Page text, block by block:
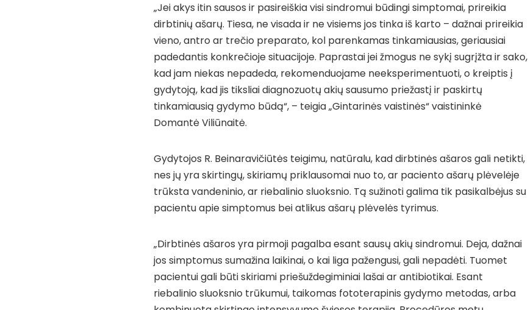
„Jei akys itin sausos ir pasireiškia visi sindromui būdingi simptomai, prireikia
dirbtinių ašarų. Tiesa, ne visada ir ne visiems jos tinka iš karto – dažnai prireikia
vieno, antro ar trečio preparato, kol parenkamas tinkamiausias, geriausiai
padedantis konkrečioje situacijoje. Paprastai jei žmogus ne sykį sugrįžta ir sako,
kad jam niekas nepadeda, rekomenduojame neeksperimentuoti, o kreiptis į
gydytoją, kad jis tiksliai diagnozuotų akių sausumo priežastį ir paskirtų
tinkamiausią gydymo būdą“, – teigia „Gintarinės vaistinės“ vaistininkė
Domantė Viliūnaitė.
Gydytojos R. Beinaravičiūtės teigimu, natūralu, kad dirbtinės ašaros gali netikti,
nes jų yra skirtingų, skiriamų priklausomai nuo to, ar paciento ašarų plėvelėje
trūksta vandeninio, ar riebalinio sluoksnio. Tą sužinoti galima tik pasikalbėjus su
pacientu apie simptomus bei atlikus ašarų plėvelės tyrimus.
„Dirbtinės ašaros yra pirmoji pagalba esant sausų akių sindromui. Deja, dažnai
jos simptomus sumažina laikinai, o kai liga pažengusi, gali nepadėti. Tuomet
pacientui gali būti skiriami priešuždegiminiai lašai ar antibiotikai. Esant
riebalinio sluoksnio trūkumui, taikomas fototerapinis gydymo metodas, arba